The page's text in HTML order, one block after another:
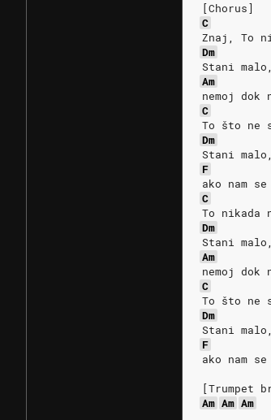
[Chorus]
C
Znaj, To
Dm
Stani
Am
nemoj dok
C
To što ne
Dm
Stani
F
ako nam
C
To nikada
Dm
Stani
Am
nemoj dok
C
To što ne
Dm
Stani
F
ako nam
[Trumpet
Am Am Am